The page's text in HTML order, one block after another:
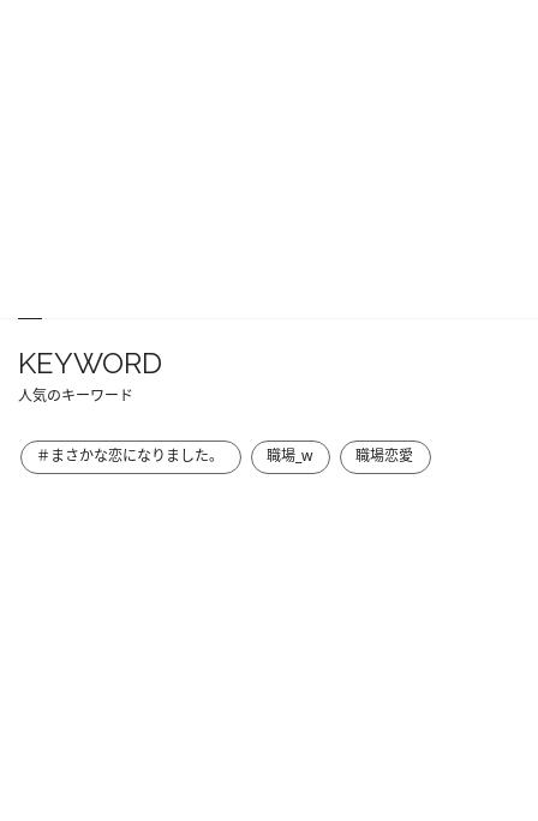
KEYWORD
人気のキーワード
＃まさかな恋になりました。 職場_w 職場恋愛